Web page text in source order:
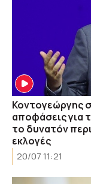
Κοντογεώργης
αποφάσεις για
το δυνατόν
εκλογές
20/07 11:21